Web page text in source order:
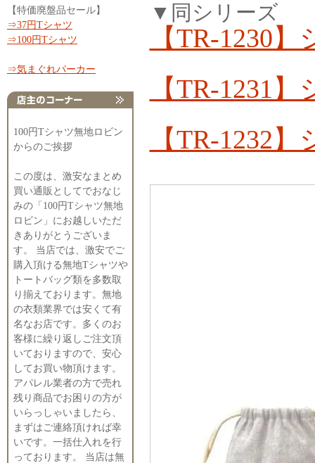
【特価廃盤品セール】
⇒37円Tシャツ
⇒100円Tシャツ
⇒気まぐれパーカー
100円Tシャツ無地ロビン
からのご挨拶
この度は、激安なまとめ
買い通販としてでおなじ
みの「100円Tシャツ無地
ロビン」にお越しいただ
きありがとうございま
す。 当店では、激安でご
購入頂ける無地Tシャツや
トートバッグ類を多数取
り揃えております。無地
の衣類業界では安くて有
名なお店です。多くのお
客様に繰り返しご注文頂
いておりますので、安心
してお買い物頂けます。
アパレル業者の方で売れ
残り商品でお困りの方が
いらっしゃいましたら、
まずはご連絡頂ければ幸
いです。一括仕入れを行
っております。 当店は無
▼同シリーズ
【TR-1230
【TR-1231
【TR-1232